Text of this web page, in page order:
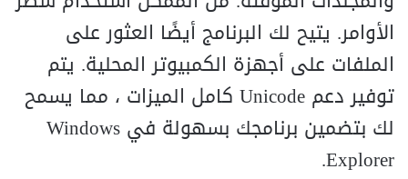
الأوامر. يتيح لك البرنامج أيضًا العثور على
الملفات على أجهزة الكمبيوتر المحلية. يتم
توفير دعم Unicode كامل الميزات ، مما يسمح
لك بتضمين برنامجك بسهولة في Windows
Explorer.